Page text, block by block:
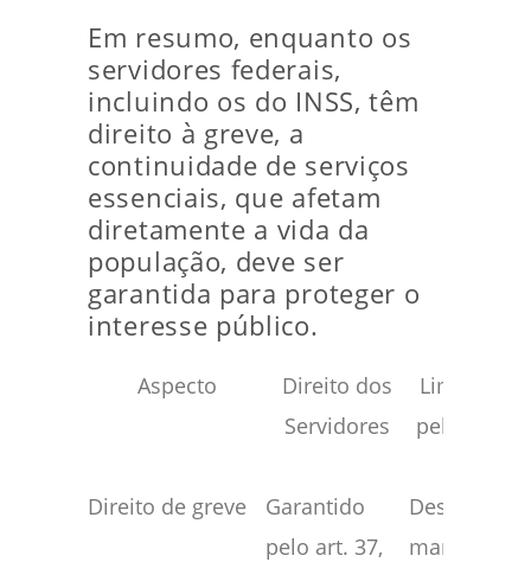
Em resumo, enquanto os
servidores federais,
incluindo os do INSS, têm
direito à greve, a
continuidade de serviços
essenciais, que afetam
diretamente a vida da
população, deve ser
garantida para proteger o
interesse público​.
Aspecto
Direito dos
Servidores
Limite
pela
Direito de greve
Garantido
pelo art. 37,
Desde que
mantidos